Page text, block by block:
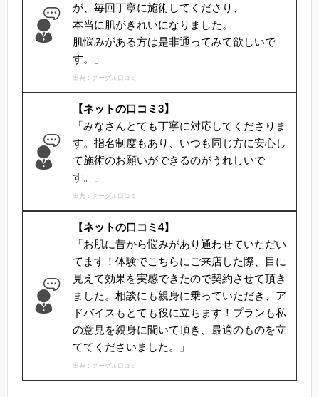
が、毎回丁寧に施術してくださり、
本当に肌がきれいになりました。
肌悩みがある方は是非通ってみて欲しいで
す。」
出典：グーグル口コミ
【ネットの口コミ3】
「みなさんとても丁寧に対応してくださりま
す。指名制度もあり、いつも同じ方に安心し
て施術のお願いができるのがうれしいで
す。」
出典：グーグル口コミ
【ネットの口コミ4】
「お肌に昔から悩みがあり通わせていただい
てます！体験でこちらにご来店した際、目に
見えて効果を実感できたので契約させて頂き
ました。相談にも親身に乗っていただき、ア
ドバイスもとても役に立ちます！プランも私
の意見を親身に聞いて頂き、最適のものを立
ててくださいました。」
出典：グーグル口コミ